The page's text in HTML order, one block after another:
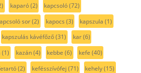
kaparó(2) kapcsoló(72)
sor(2) kapocs (3) kapszula (1)
kapszulás kávéfőző(31) kar(6)
(1) kazán(4) kebbe (6) kefe (40)
(2) kefésszívófej (71) kehely(15)